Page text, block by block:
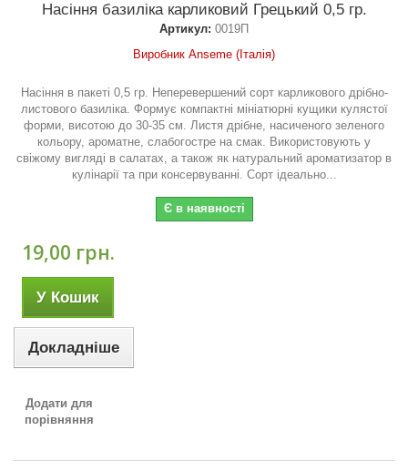
Насіння базиліка карликовий Грецький 0,5 гр.
Артикул: 0019П
Виробник Anseme (Італія)
Насіння в пакеті 0,5 гр. Неперевершений сорт карликового дрібно-
листового базиліка. Формує компактні мініатюрні кущики кулястої
форми, висотою до 30-35 см. Листя дрібне, насиченого зеленого
кольору, ароматне, слабогостре на смак. Використовують у
свіжому вигляді в салатах, а також як натуральний ароматизатор в
кулінарії та при консервуванні. Сорт ідеально...
Є в наявності
19,00 грн.
У Кошик
Докладніше
Додати для
порівняння